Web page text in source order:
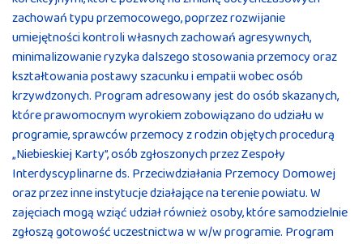
zachowań typu przemocowego, poprzez rozwijanie
umiejętności kontroli własnych zachowań agresywnych,
minimalizowanie ryzyka dalszego stosowania przemocy oraz
kształtowania postawy szacunku i empatii wobec osób
krzywdzonych. Program adresowany jest do osób skazanych,
które prawomocnym wyrokiem zobowiązano do udziału w
programie, sprawców przemocy z rodzin objętych procedurą
„Niebieskiej Karty”, osób zgłoszonych przez Zespoły
Interdyscyplinarne ds. Przeciwdziałania Przemocy Domowej
oraz przez inne instytucje działające na terenie powiatu. W
zajęciach mogą wziąć udział również osoby, które samodzielnie
zgłoszą gotowość uczestnictwa w w/w programie. Program